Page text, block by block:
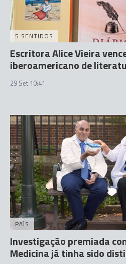
5 SENTIDOS
Escritora Alice Vieira
iberoamericano de
29 Set 10:41
PAÍS
Investigação premiada
Medicina já tinha sido